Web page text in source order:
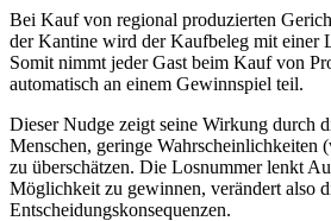
Bei Kauf von regional produzierten
der Kantine wird der Kaufbeleg mit einer
Somit nimmt jeder Gast beim Kauf von
automatisch an einem Gewinnspiel teil.
Dieser Nudge zeigt seine Wirkung durch
Menschen, geringe Wahrscheinlichkeiten
zu überschätzen. Die Losnummer lenkt
Möglichkeit zu gewinnen, verändert also
Entscheidungskonsequenzen.